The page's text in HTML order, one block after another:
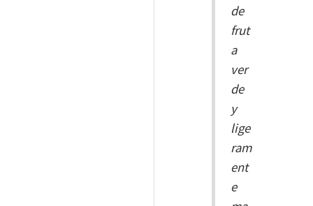
de
frut
a
ver
de
y
lige
ram
ent
e